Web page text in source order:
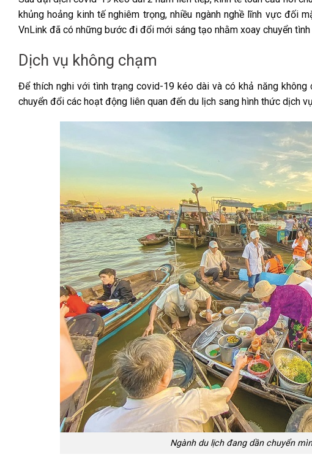
khủng hoảng kinh tế nghiêm trọng, nhiều ngành nghề lĩnh vực đối
VnLink đã có những bước đi đổi mới sáng tạo nhằm xoay chuyển
Dịch vụ không chạm
Để thích nghi với tình trạng covid-19 kéo dài và có khả năng
chuyển đổi các hoạt động liên quan đến du lịch sang hình thức dịch
Ngành du lịch đang dần chuyển